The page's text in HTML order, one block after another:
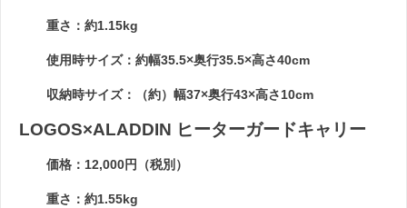
重さ：約1.15kg
使用時サイズ：約幅35.5×奥行35.5×高さ40cm
収納時サイズ：（約）幅37×奥行43×高さ10cm
LOGOS×ALADDIN ヒーターガードキャリー
価格：12,000円（税別）
重さ：約1.55kg